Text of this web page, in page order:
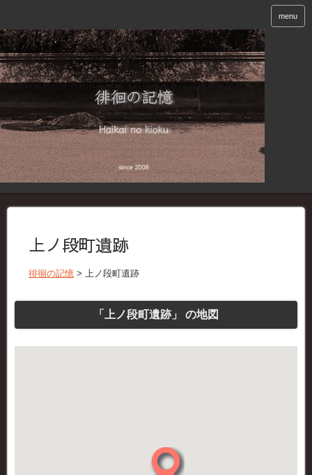
menu
上ノ段町遺跡
徘徊の記憶 > 上ノ段町遺跡
「上ノ段町遺跡」 の地図